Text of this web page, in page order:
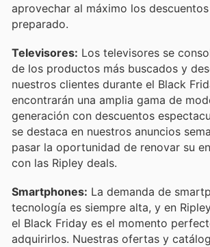
aprovechar al máximo los
preparado.
Televisores: Los televisores se
de los productos más buscados y
nuestros clientes durante el Black
encontrarán una amplia gama de
generación con descuentos
se destaca en nuestros anuncios
pasar la oportunidad de renovar su
con las Ripley deals.
Smartphones: La demanda de
tecnología es siempre alta, y en
el Black Friday es el momento
adquirirlos. Nuestras ofertas y